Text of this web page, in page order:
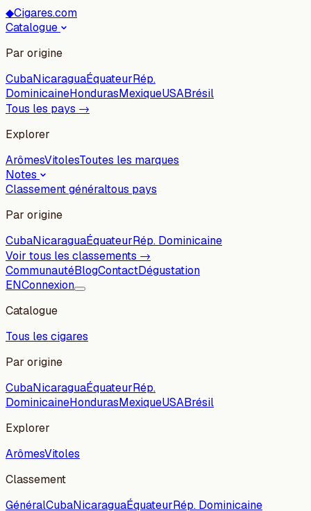
◆Cigares.com
Catalogue
Par origine
CubaNicaraguaÉquateurRép.
DominicaineHondurasMexiqueUSABrésil
Tous les pays →
Explorer
ArômesVitolesToutes les marques
Notes
Classement généraltous pays
Par origine
CubaNicaraguaÉquateurRép. Dominicaine
Voir tous les classements →
CommunautéBlogContactDégustation
ENConnexion
Catalogue
Tous les cigares
Par origine
CubaNicaraguaÉquateurRép.
DominicaineHondurasMexiqueUSABrésil
Explorer
ArômesVitoles
Classement
GénéralCubaNicaraguaÉquateurRép. Dominicaine